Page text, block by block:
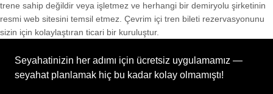
trene sahip değildir veya işletmez ve herhangi bir demiryolu şirketinin
resmi web sitesini temsil etmez. Çevrim içi tren bileti rezervasyonunu
sizin için kolaylaştıran ticari bir kuruluştur.
Seyahatinizin her adımı için ücretsiz uygulamamız —
seyahat planlamak hiç bu kadar kolay olmamıştı!